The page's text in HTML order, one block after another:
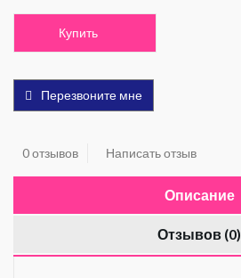
Купить
Перезвоните мне
0 отзывов Написать отзыв
Описание
Отзывов (0)